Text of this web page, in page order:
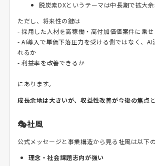
脱炭素DXというテーマは中長期で拡大
ただし、将来性の鍵は
- 採用した人材を高稼働・高付加価値案件に乗
- AI導入で単価下落圧力を受ける側ではなく、AI
れるか
- 利益率を改善できるか
にあります。
成長余地は大きいが、収益性改善が今後の焦点
🎭社風
公式メッセージと事業構造から見る社風は以下
理念・社会課題志向が強い